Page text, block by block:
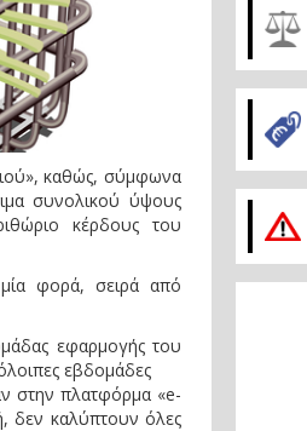
καθώς, σύμφωνα
συνολικού ύψους
κέρδους του
φορά, σειρά από
εφαρμογής του
εβδομάδες
στην πλατφόρμα «e-
δεν καλύπτουν όλες